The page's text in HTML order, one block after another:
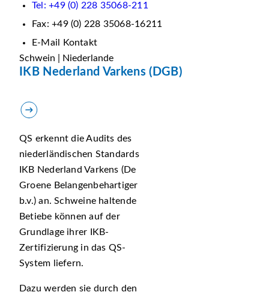
Tel: +49 (0) 228 35068-211
Fax: +49 (0) 228 35068-16211
E-Mail Kontakt
Schwein | Niederlande
IKB Nederland Varkens (DGB)
QS erkennt die Audits des
niederländischen Standards
IKB Nederland Varkens (De
Groene Belangenbehartiger
b.v.) an. Schweine haltende
Betiebe können auf der
Grundlage ihrer IKB-
Zertifizierung in das QS-
System liefern.
Dazu werden sie durch den